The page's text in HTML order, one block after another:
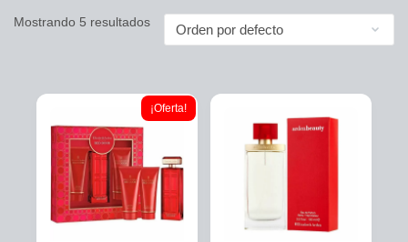
Mostrando 5 resultados
¡Oferta!